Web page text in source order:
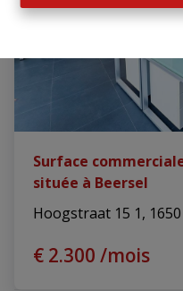
Surface
située à Beersel
Hoogstraat 15 1,
€ 2.300 /mois